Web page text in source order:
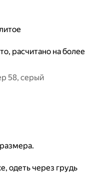
расчитано на более
размер 58, серый
одеть через грудь